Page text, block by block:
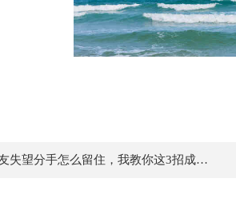
男朋友失望分手怎么留住，我教你这3招成功劝回ta！